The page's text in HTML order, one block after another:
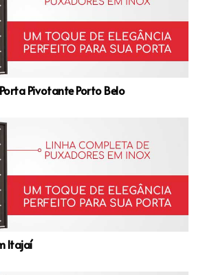
Pivotante Porto Belo
Itajaí